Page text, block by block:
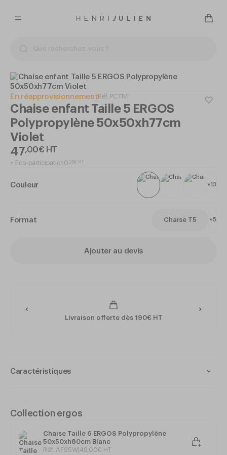
En réapprovisionnementRéf. PC71VI
Chaise enfant Taille 5 ERGOS
Polypropylène 50x50xh77cm
Violet
47,00€ HT
+ Eco-participation0 ,25€ HT
Couleur +13
Format Chaise T5 +5
Ajouter au devis
Livraison offerte dès 190€ HT
Caractéristiques
Intérieur et extérieur
Monobloc - Très résistant
Très stable et de grande sécurité
Système antibasculement
Collection ergos
Chaise Taille 6 ERGOS Polypropylène
50x50xh80cm Blanc
Réf. AF95W 49 00€ HT